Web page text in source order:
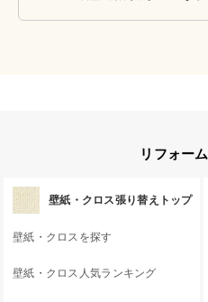
リフォー
壁紙・クロス張り替えトップ
壁紙・クロスを探す
壁紙・クロス人気ランキング